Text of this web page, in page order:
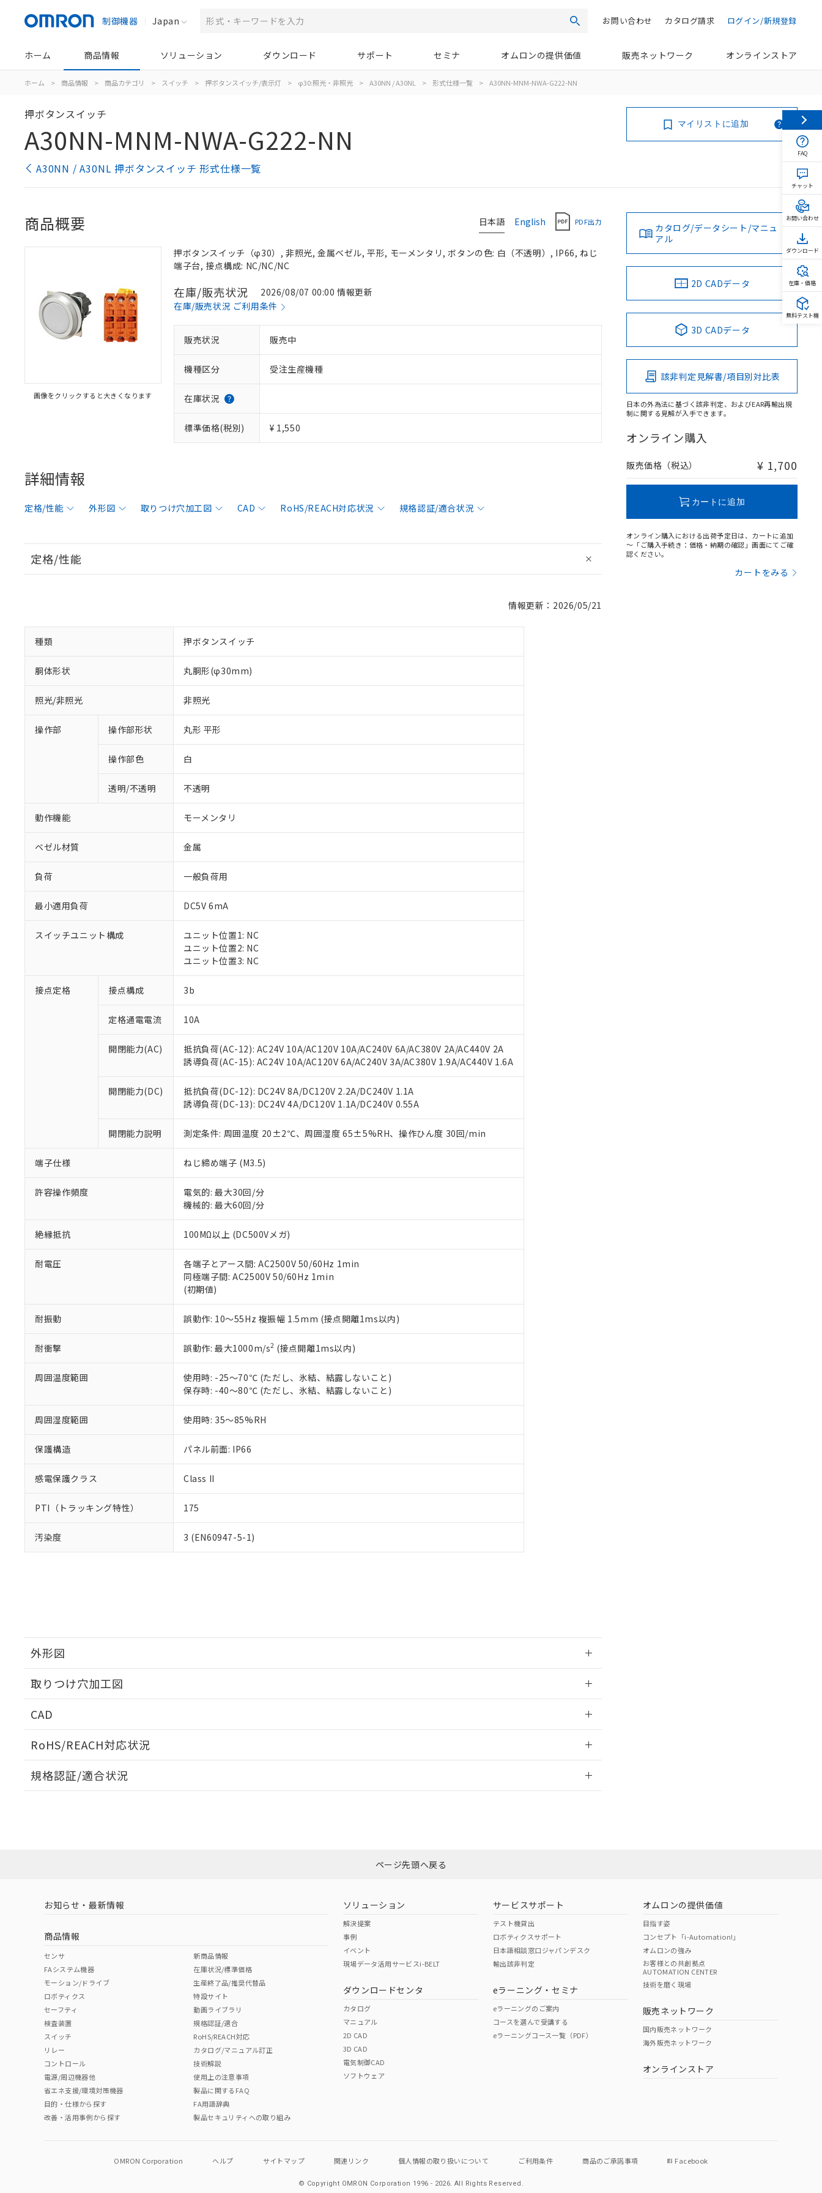
制御機器 Japan 検索 ログイン/新規登録
カタログ請求
お問い合わせ
ホーム 商品情報 ソリューション ダウンロード サポート セミナ オムロンの提供価値 販売ネットワーク オンラインストア
ホーム > 商品情報 > 商品カテゴリ > スイッチ > 押ボタンスイッチ/表示灯 > φ30:照光・非照光 > A30NN / A30NL > 形式仕様一覧 > A30NN-MNM-NWA-G222-NN
押ボタンスイッチ
A30NN-MNM-NWA-G222-NN
A30NN / A30NL 押ボタンスイッチ 形式仕様一覧
マイリストに追加
日本語 English PDF出力
商品概要
画像をクリックすると大きくなります
押ボタンスイッチ（φ30）, 非照光, 金属ベゼル, 平形, モーメンタリ, ボタンの色: 白（不透明）, IP66, ねじ
端子台, 接点構成: NC/NC/NC
在庫/販売状況
2026/08/07 00:00 情報更新
在庫/販売状況 ご利用条件
販売状況 販売中
機種区分 受注生産機種
在庫状況
標準価格(税別) ¥ 1,550
詳細情報
定格/性能 外形図 取りつけ穴加工図 CAD RoHS/REACH対応状況 規格認証/適合状況
定格/性能
情報更新：2026/05/21
種類 押ボタンスイッチ
胴体形状 丸胴形(φ30mm)
照光/非照光 非照光
操作部 操作部形状 丸形 平形
操作部色 白
透明/不透明 不透明
動作機能 モーメンタリ
ベゼル材質 金属
負荷 一般負荷用
最小適用負荷 DC5V 6mA
スイッチユニット構成
ユニット位置1: NC
ユニット位置2: NC
ユニット位置3: NC
接点定格 接点構成 3b
定格通電電流 10A
開閉能力(AC)
抵抗負荷(AC-12): AC24V 10A/AC120V 10A/AC240V 6A/AC380V 2A/AC440V 2A
誘導負荷(AC-15): AC24V 10A/AC120V 6A/AC240V 3A/AC380V 1.9A/AC440V 1.6A
開閉能力(DC)
抵抗負荷(DC-12): DC24V 8A/DC120V 2.2A/DC240V 1.1A
誘導負荷(DC-13): DC24V 4A/DC120V 1.1A/DC240V 0.55A
開閉能力説明 測定条件: 周囲温度 20±2℃、周囲湿度 65±5%RH、操作ひん度 30回/min
端子仕様 ねじ締め端子 (M3.5)
許容操作頻度
電気的: 最大30回/分
機械的: 最大60回/分
絶縁抵抗 100MΩ以上 (DC500Vメガ)
耐電圧
各端子とアース間: AC2500V 50/60Hz 1min
同極端子間: AC2500V 50/60Hz 1min
(初期値)
耐振動 誤動作: 10～55Hz 複振幅 1.5mm (接点開離1ms以内)
耐衝撃 誤動作: 最大1000m/s2 (接点開離1ms以内)
周囲温度範囲
使用時: -25～70℃ (ただし、氷結、結露しないこと)
保存時: -40～80℃ (ただし、氷結、結露しないこと)
周囲湿度範囲 使用時: 35～85%RH
保護構造 パネル前面: IP66
感電保護クラス Class II
PTI（トラッキング特性） 175
汚染度 3 (EN60947-5-1)
外形図
取りつけ穴加工図
CAD
RoHS/REACH対応状況
EU RoHS 注意事項・凡例
ダウンロードはこちら
中国 RoHS 注意事項・凡例
中国 RoHS表
Pb Hg Cr(VI)
O O
"対応済み"や非含有の記載がされた商品であっても、流通在庫等で未対応品が混在する可能性があります。
非含有品が必要な際は、弊社営業部門もしくは販売店へお問い合わせください。
規格認証/適合状況
カタログ/データシート/マニュ
アル
2D CADデータ
3D CADデータ
該非判定見解書/項目別対比表
日本の外為法に基づく該非判定、およびEAR再輸出規
制に関する見解が入手できます。
オンライン購入
販売価格（税込） ¥ 1,700
カートに追加
オンライン購入における出荷予定日は、カートに追加
～「ご購入手続き：価格・納期の確認」画面にてご確
認ください。
カートをみる
以下の条件をお読みいただき、同意のうえご利用ください。
本サービスは、当社制御機器事業取扱商品の当社在庫状況および標準価格(税抜)を提供させていただ
くものです。
当社制御機器事業取扱商品の中には、本サービスの対象外となる商品もあることをご了承ください。
のであり、閲覧された時点での実際の在庫および標準価格とは異なる場合があることをご了承くださ
い。
正式な納期状況および標準価格はお客様のお取引先、またはお客様担当のオムロン制御機器販売店・
当社販売員にご相談ください。
オムロン制御機器販売店や当社販売拠点は「販売ネットワーク
」をご確認ください。
在庫状況および標準価格結果を当社の事前の承諾なく第三者に漏洩または開示しないようお願いしま
マイパーツ機能（部品リスト作成サービス）をご利用いただくには、I-Webメンバーズにご登録され
ている必要があります。
お客様が当ウェブサイト上で当社にご登録された部品リストについて、当社および当社の共同利用者
さい。
※当社の共同利用者とは、"個人情報の共同利用に関して"
の「1.共同利用者の範囲」に記載されて
いる法人を指します。
※1 対応状況
対応済み：EU RoHS指令（10物質）の非含有に対応した製品が提供可能な商品です。
対応予定：EU RoHS指令（10物質）の非含有に対応した製品に切り替える予定のある商品です。
対応予定なし：EU RoHS指令（10物質）の非含有に非対応の商品で、対応品を出す予定はありません。
仕入先様の事情により、非含有部品としていたものが、含有品と判明した場合などやむを得ず変更すること
があります。
*EU RoHS指令（10物質）：
鉛(Pb) 1000ppm以下、 水銀(Hg) 1000ppm以下、 カドミウム(Cd) 100ppm以下、
六価クロム(Cr(Ⅵ)) 1000ppm以下、ポリ臭化ビフェニル類(PBB) 1000ppm以下、ポリ臭化ジフェニルエーテル類(PBDE) 1000ppm以下、
但し、RoHS指令で産業用監視および制御機器に対する適用除外項目は除く。
フタル酸エステル類の４物質については閾値を超える意図的な使用がないことを確認しています。
※2 対応予定月
部品在庫の切り替え状況などにより、予定月が前後することがあります。
※3 非含有証明書ダウンロード
下記の非含有証明書をダウンロードすることができます。
EU RoHS指令（10物質）の非含有証明書
51物質の非含有証明書（当社基準）
※本証明書は発行日時点で非含有を証明するもので、過去に遡って非含有を証明するものではありません。
また、RoHS指令のフタル酸エステル類４物質の対応では、対応完了までの期間は出荷製品に未対応品が
混在することから備考欄に対応日を記載しておりました。
り割愛しております。
※1 中国RoHS○×表
「－」：未確認です。当社販売部門へお問い合わせください。
*中国RoHS10物質の基準値 (GB/T26572)：
Pb(鉛) :1000ppm、 Hg(水銀) : 1000ppm、 Cd(カドミウム) : 100ppm、
Cr(Ⅵ)(六価クロム) : 1000ppm、 PBBs(ポリ臭化ビフェニル類) : 1000ppm、 PBDEs(ポリ臭化ジフェニルエーテル類) : 1000ppm、
DBP(フタル酸ジブチル) : 1000ppm、 DIBP(フタル酸ジイソブチル) : 1000ppm、 BBP(フタル酸ブチルベンジル) : 1000ppm、
DEHP(フタル酸ビス(2-エチルヘキシル)) : 1000ppm
※2 環境保護使用期限
「ｅ」：有害物質（10物質）のすべてが基準値以下であることを示します。
「10」：通常の使用状況下において有害物質が外部に漏えいし、環境に深刻な影響を及ぼさない年数を意
味します。
当社は、これら貴社製品のうち、外国為替および外国貿易法に定める商品（以下｢規制貨物等」とい
う）を輸出または国外への提供する場合は、日本国政府の輸出許可(または役務取引許可)を取得する
当社は規制貨物を破棄する場合は、完全に破砕するなど、違法に輸出されないよう必要な手段を講じ
ます。
当社は貴社製品を、核兵器、ミサイル、化学兵器、生物兵器またはその他武器並びにこれらの製造装
当社は、貴社製品を第三者に販売する場合は、上記1、2および3の内容を当該第三者に通知します。
また当社は、販売先および販売に係わる関係者が違法に輸出するおそれがある場合は、取り引きをい
たしません。
記
号
説明
○ 一定数以上の在庫あり
△ 一定数には満たないが在庫あり
－
在庫なし(最新の在庫状況については、お客様のお取引先、またはお客様担当のオムロン制御
機器販売店・当社販売員にご確認ください)
空
白
受注生産機種、また在庫状況の情報を公開していない機種
ページ先頭へ戻る
お知らせ・最新情報
商品情報
センサ
FAシステム機器
モーション/ドライブ
ロボティクス
セーフティ
検査装置
スイッチ
リレー
コントロール
電源/周辺機器他
省エネ支援/環境対策機器
目的・仕様から探す
改善・活用事例から探す
新商品情報
在庫状況/標準価格
生産終了品/推奨代替品
特設サイト
動画ライブラリ
規格認証/適合
RoHS/REACH対応
カタログ/マニュアル訂正
技術解説
使用上の注意事項
製品に関するFAQ
FA用語辞典
製品セキュリティへの取り組み
ソリューション
解決提案
事例
イベント
現場データ活用サービスi-BELT
ダウンロードセンタ
カタログ
マニュアル
2D CAD
3D CAD
電気制御CAD
ソフトウェア
サービスサポート
テスト機貸出
ロボティクスサポート
日本語相談窓口ジャパンデスク
輸出該非判定
eラーニング・セミナ
eラーニングのご案内
コースを選んで受講する
eラーニングコース一覧（PDF）
オムロンの提供価値
目指す姿
コンセプト「i-Automation!」
オムロンの強み
お客様との共創拠点
AUTOMATION CENTER
技術を磨く現場
販売ネットワーク
国内販売ネットワーク
海外販売ネットワーク
オンラインストア
OMRON Corporation ヘルプ サイトマップ 関連リンク 個人情報の取り扱いについて ご利用条件 商品のご承諾事項 Facebook
© Copyright OMRON Corporation 1996 - 2026.All Rights Reserved.
FAQ
チャット
お問い合わせ
ダウンロード
在庫・価格
無料テスト機